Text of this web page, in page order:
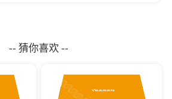
-- 猜你喜欢 --